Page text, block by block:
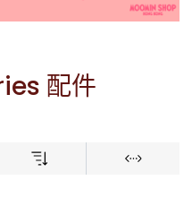
配件